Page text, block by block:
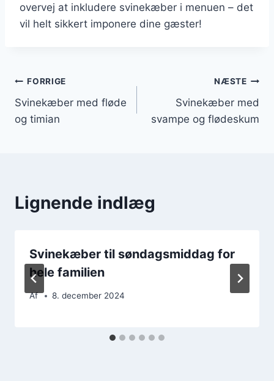
overvej at inkludere svinekæber i menuen – det
vil helt sikkert imponere dine gæster!
Indlægsnavigation
FORRIGE
Svinekæber med fløde
og timian
NÆSTE
Svinekæber med
svampe og flødeskum
Lignende indlæg
Svinekæber til søndagsmiddag for
hele familien
Af 8. december 2024